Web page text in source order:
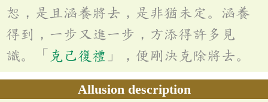
恕，是且涵養將去，是非猶未定。涵養
得到，一步又進一步，方添得許多見
識。「 克己復禮 」，便剛決克除將去。
Allusion description